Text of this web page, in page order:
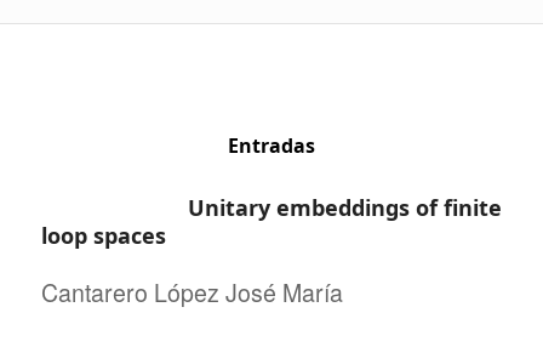
Entradas
Unitary embeddings of finite
loop spaces
Cantarero López José María